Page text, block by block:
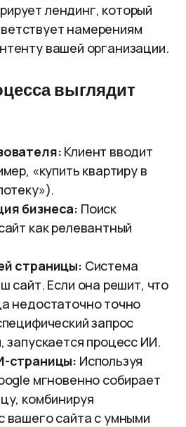
лендинг, который
намерениям
вашей организации.
выглядит
Клиент вводит
«купить квартиру в
бизнеса: Поиск
как релевантный
страницы: Система
сайт. Если она решит, что
недостаточно точно
запрос
запускается процесс ИИ.
страницы: Используя
мгновенно собирает
комбинируя
вашего сайта с умными